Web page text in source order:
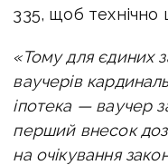
335, щоб технічно
«Тому для єдиних
ваучерів
іпотека — ваучер
перший внесок
на очікування